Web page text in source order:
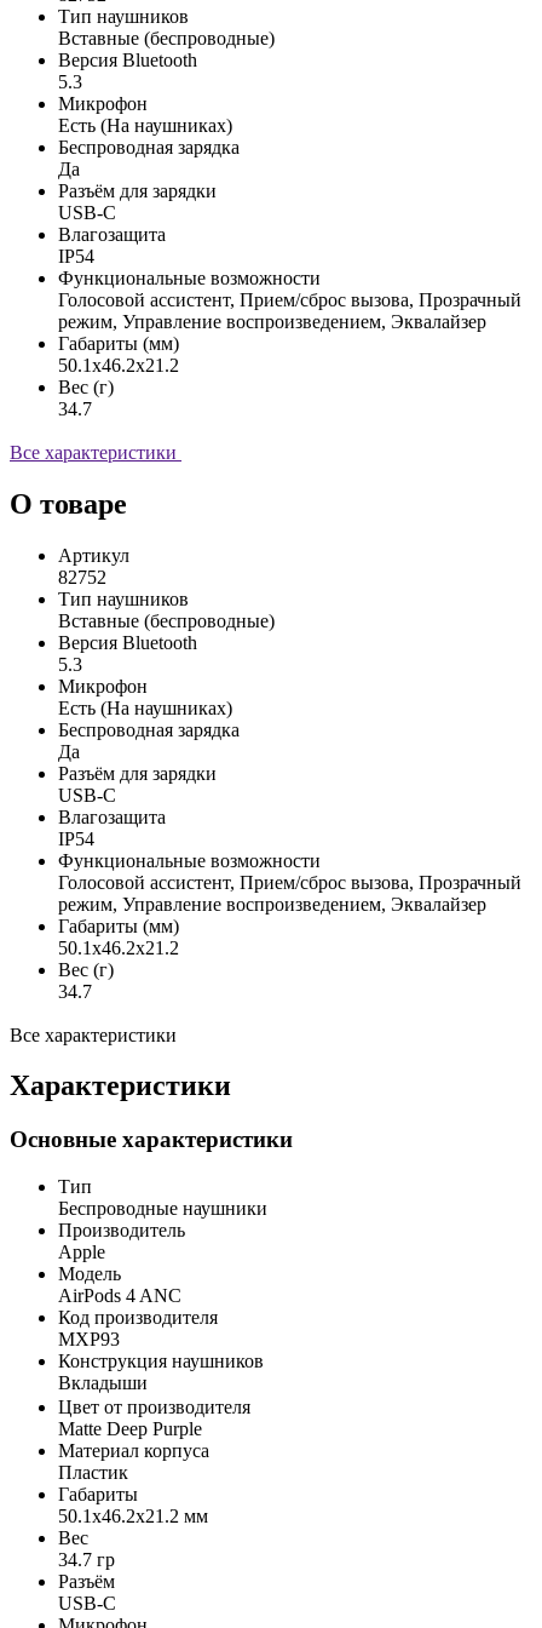
Тип наушников
Вставные (беспроводные)
Версия Bluetooth
5.3
Микрофон
Есть (На наушниках)
Беспроводная зарядка
Да
Разъём для зарядки
USB-C
Влагозащита
IP54
Функциональные возможности
Голосовой ассистент, Прием/сброс вызова, Прозрачный
режим, Управление воспроизведением, Эквалайзер
Габариты (мм)
50.1x46.2x21.2
Вес (г)
34.7
Все характеристики
О товаре
Артикул
82752
Тип наушников
Вставные (беспроводные)
Версия Bluetooth
5.3
Микрофон
Есть (На наушниках)
Беспроводная зарядка
Да
Разъём для зарядки
USB-C
Влагозащита
IP54
Функциональные возможности
Голосовой ассистент, Прием/сброс вызова, Прозрачный
режим, Управление воспроизведением, Эквалайзер
Габариты (мм)
50.1x46.2x21.2
Вес (г)
34.7
Все характеристики
Характеристики
Основные характеристики
Тип
Беспроводные наушники
Производитель
Apple
Модель
AirPods 4 ANC
Код производителя
MXP93
Конструкция наушников
Вкладыши
Цвет от производителя
Matte Deep Purple
Материал корпуса
Пластик
Габариты
50.1x46.2x21.2 мм
Вес
34.7 гр
Разъём
USB-C